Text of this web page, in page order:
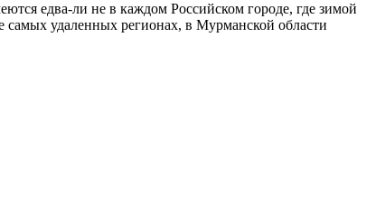
едва-ли не в каждом Российском городе, где зимой
самых удаленных регионах, в Мурманской области